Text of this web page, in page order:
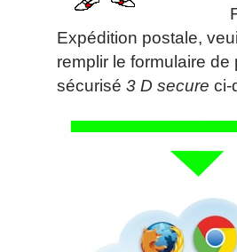
Expédition postale,
remplir le formulaire de
sécurisé3 D secure ci-